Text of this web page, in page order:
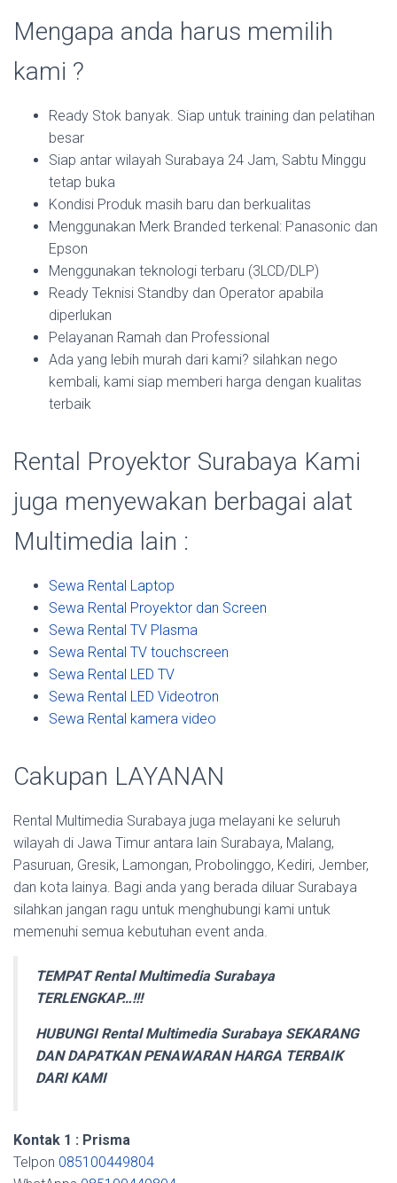
Mengapa anda harus memilih
kami ?
Ready Stok banyak. Siap untuk training dan pelatihan
besar
Siap antar wilayah Surabaya 24 Jam, Sabtu Minggu
tetap buka
Kondisi Produk masih baru dan berkualitas
Menggunakan Merk Branded terkenal: Panasonic dan
Epson
Menggunakan teknologi terbaru (3LCD/DLP)
Ready Teknisi Standby dan Operator apabila
diperlukan
Pelayanan Ramah dan Professional
Ada yang lebih murah dari kami? silahkan nego
kembali, kami siap memberi harga dengan kualitas
terbaik
Rental Proyektor Surabaya Kami
juga menyewakan berbagai alat
Multimedia lain :
Sewa Rental Laptop
Sewa Rental Proyektor dan Screen
Sewa Rental TV Plasma
Sewa Rental TV touchscreen
Sewa Rental LED TV
Sewa Rental LED Videotron
Sewa Rental kamera video
Cakupan LAYANAN
Rental Multimedia Surabaya juga melayani ke seluruh
wilayah di Jawa Timur antara lain Surabaya, Malang,
Pasuruan, Gresik, Lamongan, Probolinggo, Kediri, Jember,
dan kota lainya. Bagi anda yang berada diluar Surabaya
silahkan jangan ragu untuk menghubungi kami untuk
memenuhi semua kebutuhan event anda.
TEMPAT Rental Multimedia Surabaya
TERLENGKAP…!!!
HUBUNGI Rental Multimedia Surabaya SEKARANG
DAN DAPATKAN PENAWARAN HARGA TERBAIK
DARI KAMI
Kontak 1 : Prisma
Telpon 085100449804